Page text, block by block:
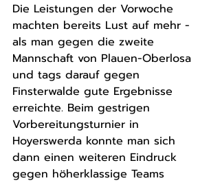
Die Leistungen der Vorwoche
machten bereits Lust auf mehr -
als man gegen die zweite
Mannschaft von Plauen-Oberlosa
und tags darauf gegen
Finsterwalde gute Ergebnisse
erreichte. Beim gestrigen
Vorbereitungsturnier in
Hoyerswerda konnte man sich
dann einen weiteren Eindruck
gegen höherklassige Teams